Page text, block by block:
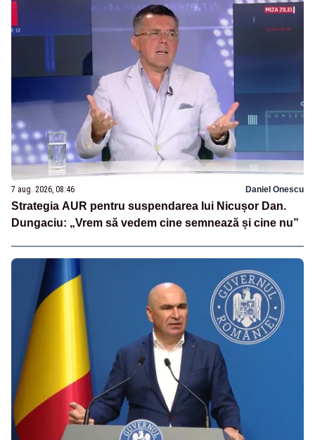
7 aug. 2026, 08:46 Daniel Onescu
Strategia AUR pentru suspendarea lui Nicușor Dan.
Dungaciu: „Vrem să vedem cine semnează și cine nu”